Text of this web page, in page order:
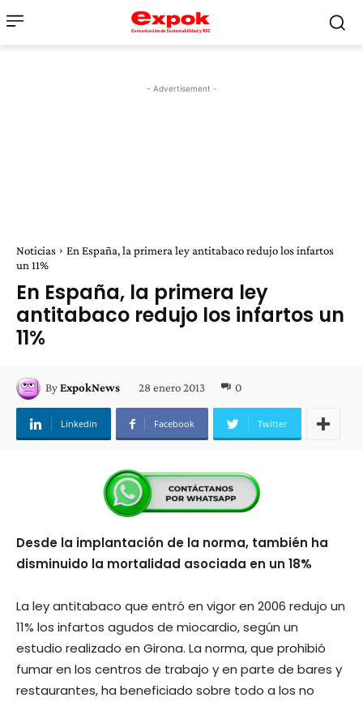
- Advertisement -
Noticias
En España, la primera ley antitabaco redujo los infartos
un 11%
En España, la primera ley
antitabaco redujo los infartos un
11%
ByExpokNews 28 enero 2013 0
Linkedin Facebook Twitter
Desde la implantación de la norma, también ha
disminuido la mortalidad asociada en un 18%
La ley antitabaco que entró en vigor en 2006 redujo un
11% los infartos agudos de miocardio, según un
estudio realizado en Girona. La norma, que prohibió
fumar en los centros de trabajo y en parte de bares y
restaurantes, ha beneficiado sobre todo a los no